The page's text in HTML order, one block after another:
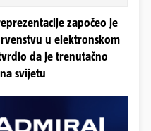
započeo je
u elektronskom
da je trenutačno
svijetu